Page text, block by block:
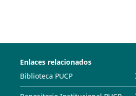
Enlaces relacionados
Biblioteca PUCP